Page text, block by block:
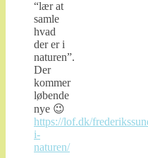
“lær at
samle
hvad
der er i
naturen”.
Der
kommer
løbende
nye 😉
https://lof.dk/
i-
naturen/